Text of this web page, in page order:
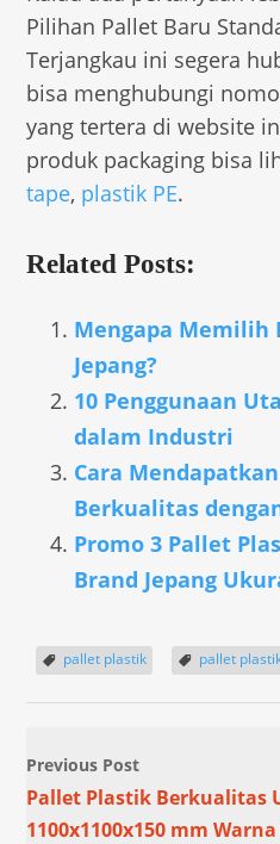
Pilihan Pallet Baru
Terjangkau ini segera
bisa menghubungi
yang tertera di website
produk packaging bisa
tape, plastik PE.
Related Posts:
Mengapa Memilih
Jepang?
10 Penggunaan
dalam Industri
Cara
Berkualitas
Promo 3 Pallet
Brand Jepang
pallet plastik pallet
Previous Post
Pallet Plastik Berkualitas
1100x1100x150 mm